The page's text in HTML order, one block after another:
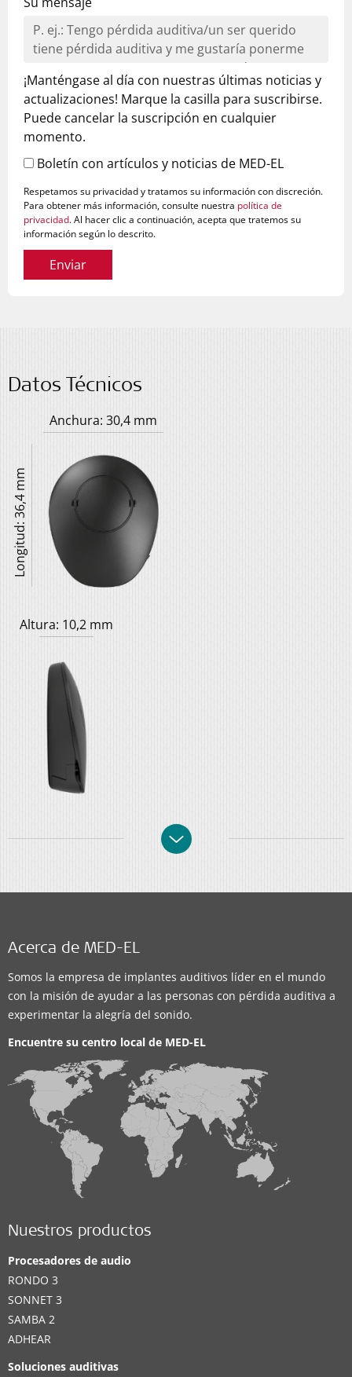
¡Manténgase al día con nuestras últimas noticias y
actualizaciones! Marque la casilla para suscribirse.
Puede cancelar la suscripción en cualquier
momento.
Boletín con artículos y noticias de MED-EL
Respetamos su privacidad y tratamos su información con discreción.
Para obtener más información, consulte nuestra política de
privacidad. Al hacer clic a continuación, acepta que tratemos su
información según lo descrito.
Enviar
Datos Técnicos
Anchura: 30,4 mm
Longitud: 36,4 mm
Altura: 10,2 mm
Acerca de MED-EL
Somos la empresa de implantes auditivos líder en el mundo
con la misión de ayudar a las personas con pérdida auditiva a
experimentar la alegría del sonido.
Encuentre su centro local de MED-EL
Nuestros productos
Procesadores de audio
RONDO 3
SONNET 3
SAMBA 2
ADHEAR
Soluciones auditivas